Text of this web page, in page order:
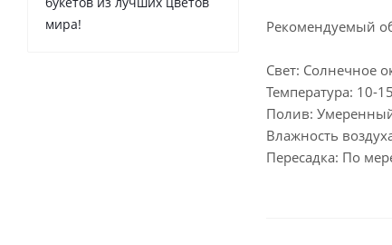
Рекомендуемый
Свет: Солнечное
Температура: 10-
Полив:
Влажность
Пересадка: По
мира!